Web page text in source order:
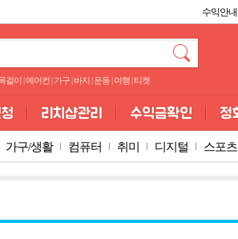
수익안내
걸이 에어컨 가구 바지 운동 여행 티켓
가구/생활 컴퓨터 취미 디지털 스포츠